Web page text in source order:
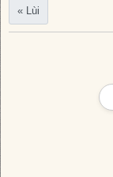
« Lùi